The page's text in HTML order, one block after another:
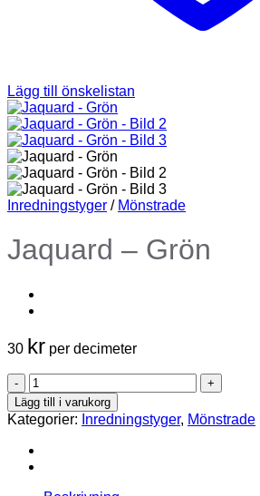
Lägg till önskelistan
Inredningstyger / Mönstrade
Jaquard – Grön
30 kr per decimeter
Jaquard
-
Grön
mängd
Lägg till i varukorg
Kategorier: Inredningstyger, Mönstrade